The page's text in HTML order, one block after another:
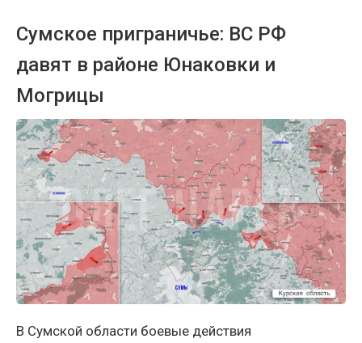
Сумское приграничье: ВС РФ
давят в районе Юнаковки и
Могрицы
В Сумской области боевые действия